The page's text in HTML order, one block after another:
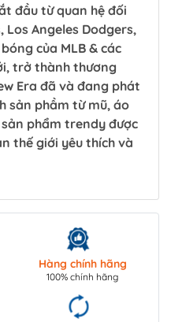
đầu từ quan hệ đối
Los Angeles Dodgers,
của MLB & các
trở thành thương
Era đã và đang phát
sản phầm từ mũ, áo
phẩm trendy được
thế giới yêu thích và
Hàng chính hãng
100% chính hãng